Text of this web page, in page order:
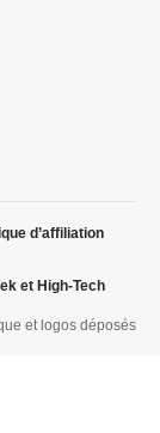
et logos déposés
d’affiliation
et High-Tech